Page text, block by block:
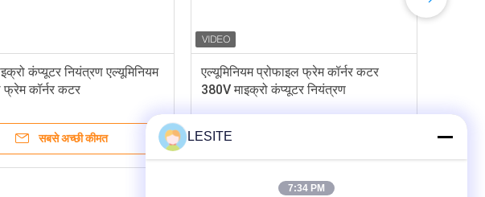
कंप्यूटर नियंत्रण एल्यूमिनियम
फ्रेम कॉर्नर कटर
सबसे अच्छी कीमत
एल्यूमिनियम प्रोफाइल फ्रेम कॉर्नर कटर
380V माइक्रो कंप्यूटर नियंत्रण
LESITE
7:34 PM